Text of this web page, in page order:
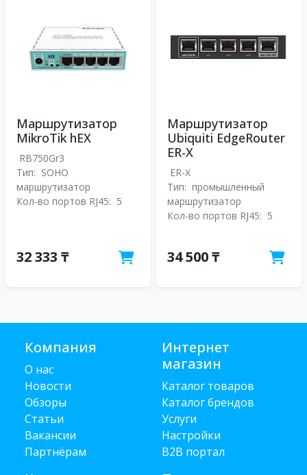
Маршрутизатор
MikroTik hEX
RB750Gr3
Тип: SOHO
маршрутизатор
Кол-во портов RJ45: 5
32 333 ₸
Маршрутизатор
Ubiquiti EdgeRouter
ER-X
ER-X
Тип: промышленный
маршрутизатор
Кол-во портов RJ45: 5
34 500 ₸
Компания
О нас
Новости
Обзоры
Статьи
Вакансии
Партнёрам
Интернет
магазин
Каталог товаров
Каталог брендов
Услуги
Настройки
B2B портал